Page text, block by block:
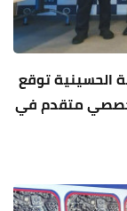
الحسينية توقع
تخصصي متقدم في